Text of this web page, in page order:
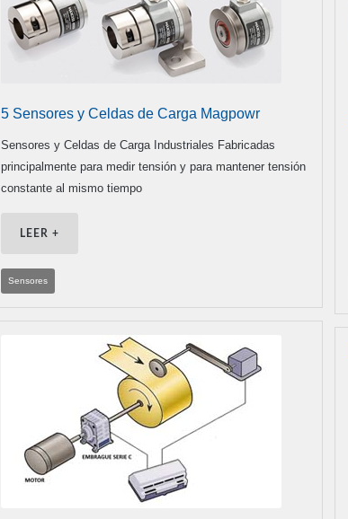
5 Sensores y Celdas de Carga Magpowr
Sensores y Celdas de Carga Industriales Fabricadas
principalmente para medir tensión y para mantener tensión
constante al mismo tiempo
LEER +
Sensores